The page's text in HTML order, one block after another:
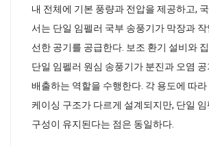
내 전체에 기본 풍량과 전압을 제공하고,
서는 단일 임펠러 국부 송풍기가 막장과
선한 공기를 공급한다. 보조 환기 설비와
단일 임펠러 원심 송풍기가 분진과 오염
배출하는 역할을 수행한다. 각 용도에 따
케이싱 구조가 다르게 설계되지만, 단일
구성이 유지된다는 점은 동일하다.